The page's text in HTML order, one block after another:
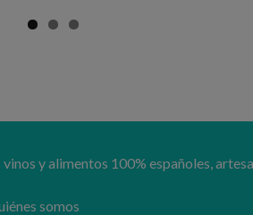
y alimentos 100% españoles,
somos